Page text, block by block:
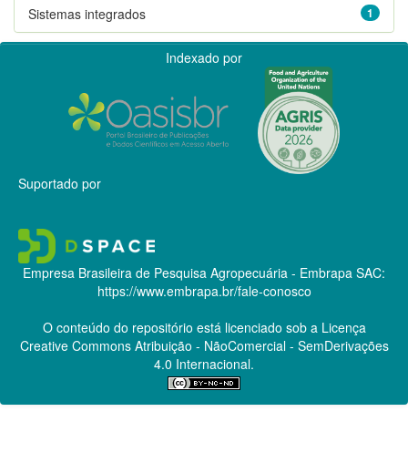
1
Sistemas integrados
Indexado por
Suportado por
Empresa Brasileira de Pesquisa Agropecuária - Embrapa SAC:
https://www.embrapa.br/fale-conosco
O conteúdo do repositório está licenciado sob a Licença
Creative CommonsAtribuição - NãoComercial - SemDerivações
4.0 Internacional.